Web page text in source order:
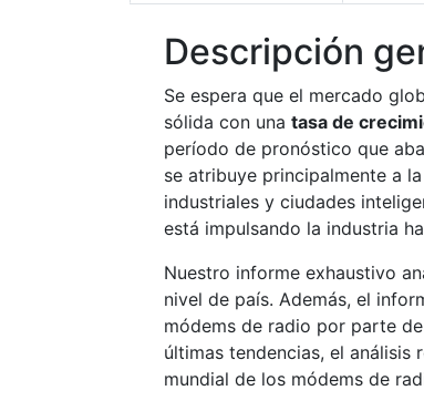
Descripción
Se espera que el mercado
sólida con una tasa de
período de pronóstico que
se atribuye principalmente a
industriales y ciudades
está impulsando la industria
Nuestro informe exhaustivo
nivel de país. Además, el
módems de radio por parte
últimas tendencias, el
mundial de los módems de